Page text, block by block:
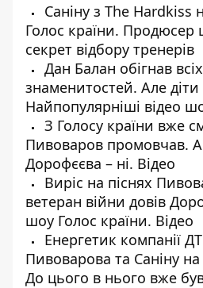
Саніну з The Hardkiss
Голос країни. Продюсер
секрет відбору тренерів
Дан Балан обігнав
знаменитостей. Але діти
Найпопулярніші відео
З Голосу країни вже
Пивоваров промовчав. А
Дорофєєва – ні. Відео
Виріс на піснях
ветеран війни довів
шоу Голос країни. Відео
Енергетик компанії
Пивоварова та Саніну
До цього в нього вже